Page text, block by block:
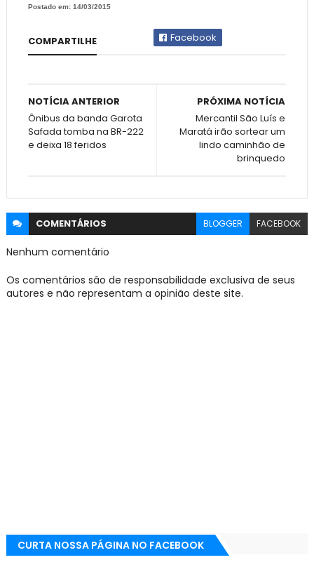
Postado em: 14/03/2015
COMPARTILHE Facebook
PRÓXIMA NOTÍCIA
Mercantil São Luís e
Maratá irão sortear um
lindo caminhão de
brinquedo
NOTÍCIA ANTERIOR
Ônibus da banda Garota
Safada tomba na BR-222
e deixa 18 feridos
COMENTÁRIOS BLOGGER FACEBOOK
Nenhum comentário
Os comentários são de responsabilidade exclusiva de seus
autores e não representam a opinião deste site.
CURTA NOSSA PÁGINA NO FACEBOOK